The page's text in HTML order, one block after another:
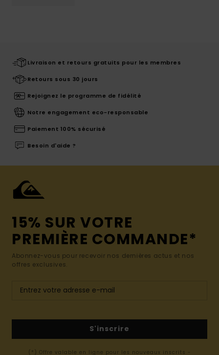
Livraison et retours gratuits pour les membres
Retours sous 30 jours
Rejoignez le programme de fidélité
Notre engagement eco-responsable
Paiement 100% sécurisé
Besoin d'aide ?
15% SUR VOTRE
PREMIÈRE COMMANDE*
Abonnez-vous pour recevoir nos dernières actus et nos
offres exclusives.
S'inscrire
(*) Offre valable en ligne pour les nouveaux inscrits -